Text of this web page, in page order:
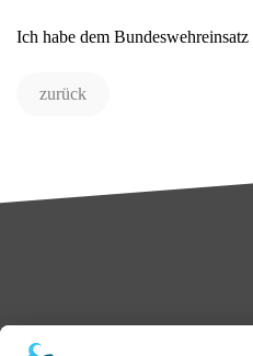
Ich habe dem
zurück